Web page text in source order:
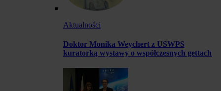
Aktualności
Doktor Monika Weychert z USWPS
kuratorką wystawy o współczesnych gettach